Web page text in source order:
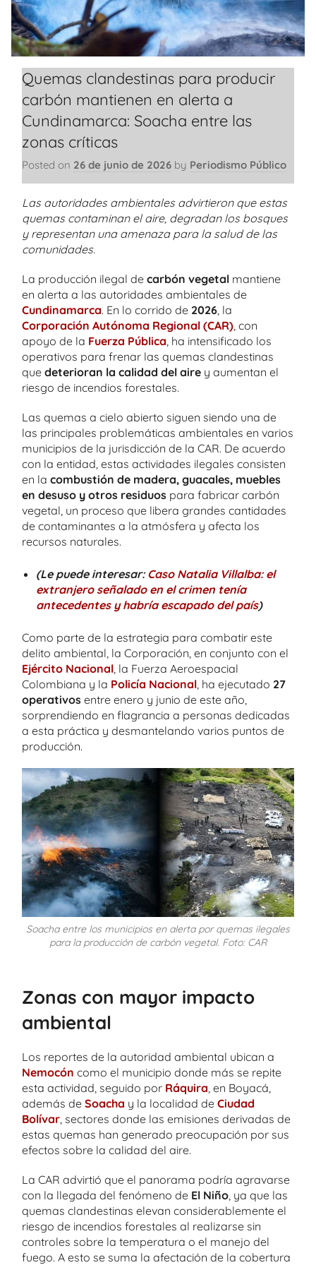
Quemas clandestinas para producir
carbón mantienen en alerta a
Cundinamarca: Soacha entre las
zonas críticas
Posted on 26 de junio de 2026 by Periodismo Público
Las autoridades ambientales advirtieron que estas
quemas contaminan el aire, degradan los bosques
y representan una amenaza para la salud de las
comunidades.
La producción ilegal de carbón vegetal mantiene
en alerta a las autoridades ambientales de
Cundinamarca. En lo corrido de 2026 , la
Corporación Autónoma Regional (CAR) , con
apoyo de la Fuerza Pública , ha intensificado los
operativos para frenar las quemas clandestinas
que deterioran la calidad del aire y aumentan el
riesgo de incendios forestales.
Las quemas a cielo abierto siguen siendo una de
las principales problemáticas ambientales en varios
municipios de la jurisdicción de la CAR. De acuerdo
con la entidad, estas actividades ilegales consisten
en la combustión de madera, guacales, muebles
en desuso y otros residuos para fabricar carbón
vegetal, un proceso que libera grandes cantidades
de contaminantes a la atmósfera y afecta los
recursos naturales.
(Le puede interesar: Caso Natalia Villalba: el
extranjero señalado en el crimen tenía
antecedentes y habría escapado del país)
Como parte de la estrategia para combatir este
delito ambiental, la Corporación, en conjunto con el
Ejército Nacional , la Fuerza Aeroespacial
Colombiana y la Policía Nacional , ha ejecutado 27
operativos entre enero y junio de este año,
sorprendiendo en flagrancia a personas dedicadas
a esta práctica y desmantelando varios puntos de
producción.
Soacha entre los municipios en alerta por quemas ilegales
para la producción de carbón vegetal. Foto: CAR
Zonas con mayor impacto
ambiental
Los reportes de la autoridad ambiental ubican a
Nemocón como el municipio donde más se repite
esta actividad, seguido por Ráquira, en Boyacá,
además de Soacha y la localidad de Ciudad
Bolívar, sectores donde las emisiones derivadas de
estas quemas han generado preocupación por sus
efectos sobre la calidad del aire.
La CAR advirtió que el panorama podría agravarse
con la llegada del fenómeno de El Niño, ya que las
quemas clandestinas elevan considerablemente el
riesgo de incendios forestales al realizarse sin
controles sobre la temperatura o el manejo del
fuego. A esto se suma la afectación de la cobertura